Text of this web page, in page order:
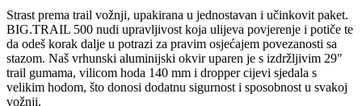
Strast prema trail vožnji, upakirana u jednostavan i učinkovit paket.
BIG.TRAIL 500 nudi upravljivost koja ulijeva povjerenje i potiče te
da odeš korak dalje u potrazi za pravim osjećajem povezanosti sa
stazom. Naš vrhunski aluminijski okvir uparen je s izdržljivim 29"
trail gumama, vilicom hoda 140 mm i dropper cijevi sjedala s
velikim hodom, što donosi dodatnu sigurnost i sposobnost u svakoj
vožnji.